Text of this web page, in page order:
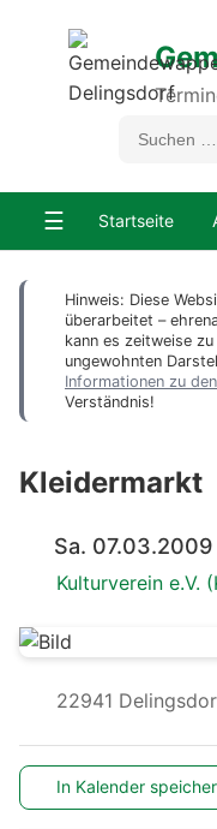
☰ Startseite
Hinweis: Diese
überarbeitet –
kann es zeitweise
ungewohnten
Informationen zu
Verständnis!
Kleidermarkt
Sa.
Kulturverein e.V.
22941
In Kalender